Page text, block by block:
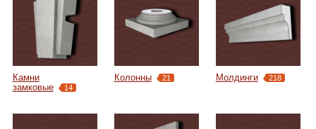
Камни
замковые
14
Колонны 21 Молдинги 218